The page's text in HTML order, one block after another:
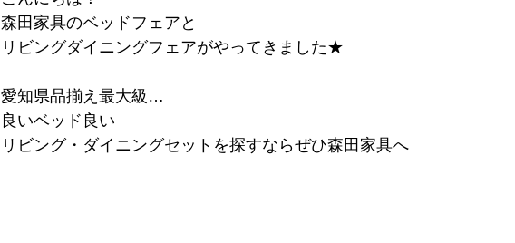
森田家具のベッドフェアと
リビングダイニングフェアがやってきました★
愛知県品揃え最大級…
良いベッド良い
リビング・ダイニングセットを探すならぜひ森田家具へ